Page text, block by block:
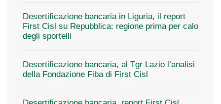
Desertificazione bancaria in Liguria, il report
First Cisl su Repubblica: regione prima per calo
degli sportelli
Desertificazione bancaria, al Tgr Lazio l’analisi
della Fondazione Fiba di First Cisl